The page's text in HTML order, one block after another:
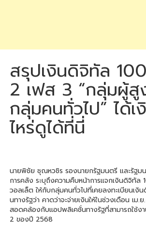
สรุปเงินดิจิทัล
2 เฟส 3 “กลุ่มผู้สู
กลุ่มคนทั่วไป” ได้เ
ไหร่ดูได้ที่นี่
นายพิชัย ชุณหวชิร รองนายกรัฐมนตรี และรัฐมน
การคลัง ระบุถึงความคืบหน้าการแจกเงินดิจิทั
วอลเล็ต ให้กับกลุ่มคนทั่วไปที่เคยลงทะเบียนเงิ
นทางรัฐว่า คาดว่าจะจ่ายเงินให้ในช่วงเดือน เม.
สอดคล้องกับแอปพลิเคชั่นทางรัฐที่สามารถใช้ง
2 ของปี 2568